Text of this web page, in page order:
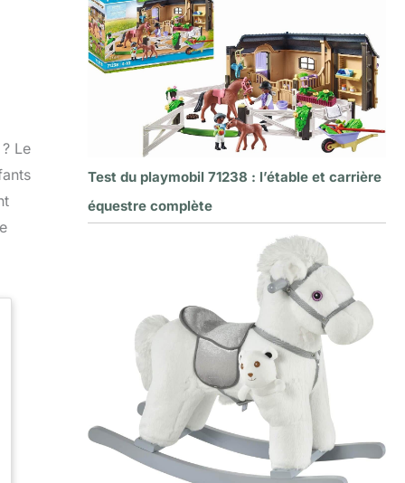
Le
Test du playmobil 71238 : l’étable et carrière
équestre complète